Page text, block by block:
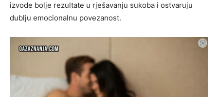
izvode bolje rezultate u rješavanju sukoba i ostvaruju
dublju emocionalnu povezanost.